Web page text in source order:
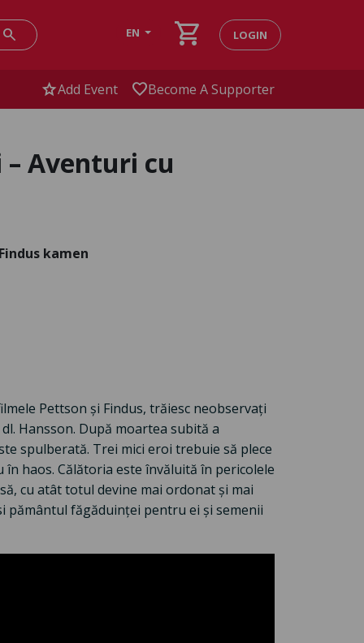
search EN shopping_cart LOGIN
starAdd Event favoriteBecome A Supporter
– Aventuri cu
kamen
Pettson și Findus, trăiesc neobservați
Hansson. După moartea subită a
spulberată. Trei mici eroi trebuie să plece
haos. Călătoria este învăluită în pericolele
cu atât totul devine mai ordonat și mai
pământul făgăduinței pentru ei și semenii